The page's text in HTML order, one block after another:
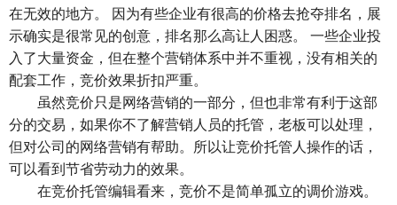
在无效的地方。 因为有些企业有很高的价格去抢夺排名，展
示确实是很常见的创意，排名那么高让人困惑。 一些企业投
入了大量资金，但在整个营销体系中并不重视，没有相关的
配套工作，竞价效果折扣严重。
虽然竞价只是网络营销的一部分，但也非常有利于这部
分的交易，如果你不了解营销人员的托管，老板可以处理，
但对公司的网络营销有帮助。所以让竞价托管人操作的话，
可以看到节省劳动力的效果。
在竞价托管编辑看来，竞价不是简单孤立的调价游戏。